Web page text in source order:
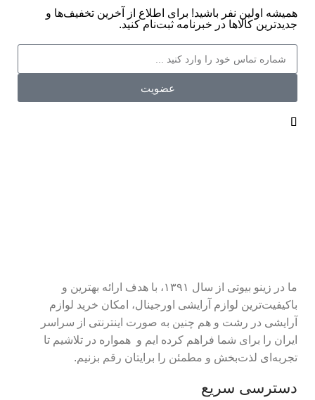
همیشه اولین نفر باشید! برای اطلاع از آخرین تخفیف‌ها و
جدیدترین کالاها در خبرنامه ثبت‌نام کنید.
عضویت
ما در زینو بیوتی از سال ۱۳۹۱، با هدف ارائه بهترین و
باکیفیت‌ترین لوازم آرایشی اورجینال، امکان خرید لوازم
آرایشی در رشت و هم چنین به صورت اینترنتی از سراسر
ایران را برای شما فراهم کرده ایم و همواره در تلاشیم تا
تجربه‌ای لذت‌بخش و مطمئن را برایتان رقم بزنیم.
دسترسی سریع